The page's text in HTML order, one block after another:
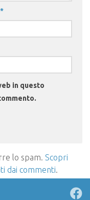
*
in questo
lo spam. Scopri
dai commenti